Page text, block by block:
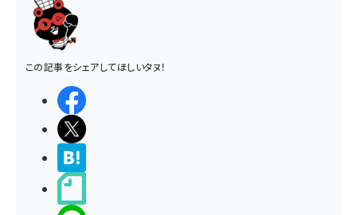
この記事をシェアしてほしいタヌ！